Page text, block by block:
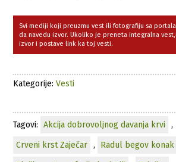
Svi mediji koji preuzmu vest ili fotografiju sa
da navedu izvor. Ukoliko je preneta integralna
izvor i postave link ka toj vesti.
Kategorije:Vesti
Tagovi: Akcija dobrovoljnog davanja krvi
,
Crveni krst Zaječar
, Radul begov konak